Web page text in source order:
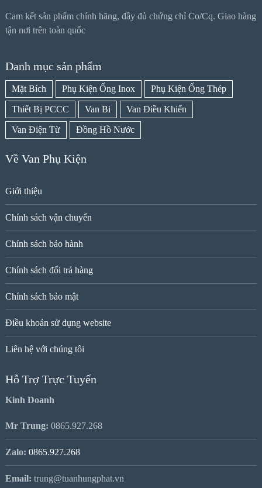
Cam kết sản phẩm chính hãng, đầy đủ chứng chỉ Co/Cq. Giao hàng
tận nơi trên toàn quốc
Danh mục sản phẩm
Mặt Bích Phụ Kiện Ống Inox Phụ Kiện Ống Thép
Thiết Bị PCCC Van Bi Van Điều Khiển
Van Điện Từ Đồng Hồ Nước
Về Van Phụ Kiện
Giới thiệu
Chính sách vận chuyển
Chính sách bảo hành
Chính sách đổi trả hàng
Chính sách bảo mật
Điều khoản sử dụng website
Liên hệ với chúng tôi
Hỗ Trợ Trực Tuyến
Kinh Doanh
Mr Trung: 0865.927.268
Zalo: 0865.927.268
Email: trung@tuanhungphat.vn